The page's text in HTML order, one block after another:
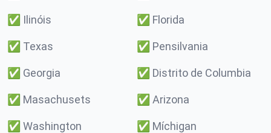
✅ Ilinóis ✅ Florida
✅ Texas ✅ Pensilvania
✅ Georgia ✅ Distrito de Columbia
✅ Masachusets ✅ Arizona
✅ Washington ✅ Míchigan